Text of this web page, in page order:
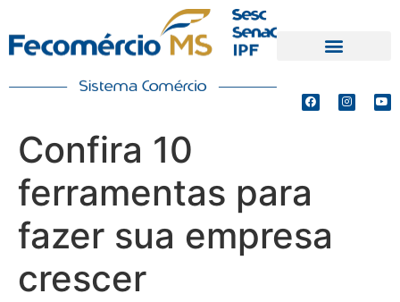
Confira 10
ferramentas para
fazer sua empresa
crescer